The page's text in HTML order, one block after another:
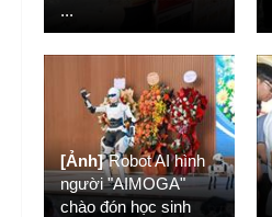
...
[Ảnh] Robot AI hình
người "AIMOGA"
chào đón học sinh